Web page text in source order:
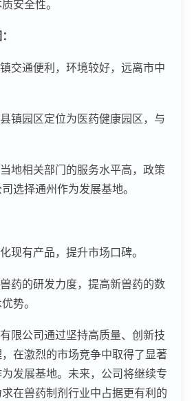
安全性。
交通便利，环境较好，远离市中
镇园区定位为医药健康园区，与
地相关部门的服务水平高，政策
选择通州作为发展基地。
现有产品，提升市场口碑。
药的研发力度，提高新兽药的数
势。
限公司通过坚持高质量、创新技
在激烈的市场竞争中取得了显著
发展基地。未来，公司将继续专
在兽药制剂行业中占据更有利的